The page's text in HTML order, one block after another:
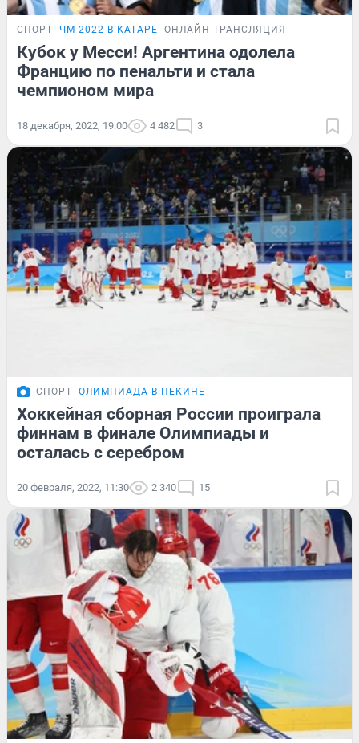
СПОРТ ЧМ-2022 В КАТАРЕ ОНЛАЙН-ТРАНСЛЯЦИЯ
Кубок у Месси! Аргентина одолела
Францию по пенальти и стала
чемпионом мира
18 декабря, 2022, 19:00 4 482 3
СПОРТ ОЛИМПИАДА В ПЕКИНЕ
Хоккейная сборная России проиграла
финнам в финале Олимпиады и
осталась с серебром
20 февраля, 2022, 11:30 2 340 15